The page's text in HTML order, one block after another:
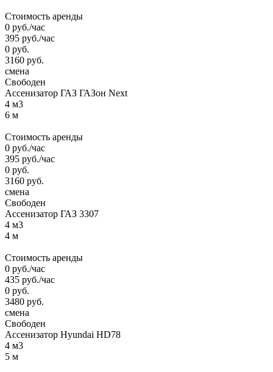
Стоимость аренды
0 руб./час
395 руб./час
0 руб.
3160 руб.
смена
Свободен
Ассенизатор ГАЗ ГАЗон Next
4 м3
6 м
Стоимость аренды
0 руб./час
395 руб./час
0 руб.
3160 руб.
смена
Свободен
Ассенизатор ГАЗ 3307
4 м3
4 м
Стоимость аренды
0 руб./час
435 руб./час
0 руб.
3480 руб.
смена
Свободен
Ассенизатор Hyundai HD78
4 м3
5 м